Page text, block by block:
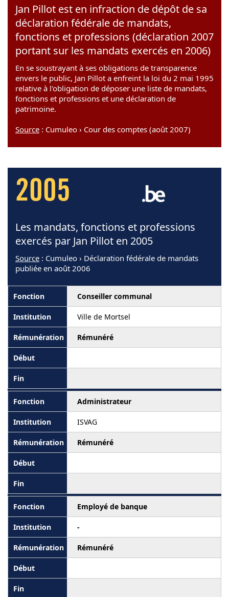
Jan Pillot est en infraction de dépôt de sa
déclaration fédérale de mandats,
fonctions et professions (déclaration 2007
portant sur les mandats exercés en 2006)
En se soustrayant à ses obligations de transparence
envers le public, Jan Pillot a enfreint la loi du 2 mai 1995
relative à l'obligation de déposer une liste de mandats,
fonctions et professions et une déclaration de
patrimoine.
Source : Cumuleo › Cour des comptes (août 2007)
2005
Les mandats, fonctions et professions
exercés par Jan Pillot en 2005
Source : Cumuleo › Déclaration fédérale de mandats
publiée en août 2006
Conseiller communal
Ville de Mortsel
Rémunéré
Administrateur
ISVAG
Rémunéré
Employé de banque
-
Rémunéré